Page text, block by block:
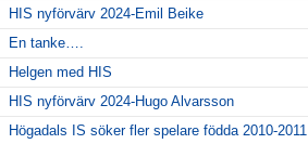
HIS nyförvärv 2024-Emil Beike
En tanke….
Helgen med HIS
HIS nyförvärv 2024-Hugo Alvarsson
Högadals IS söker fler spelare födda 2010-2011